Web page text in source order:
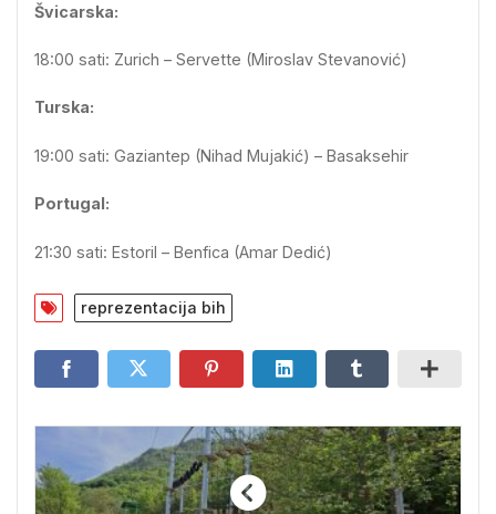
Švicarska:
18:00 sati: Zurich – Servette (Miroslav Stevanović)
Turska:
19:00 sati: Gaziantep (Nihad Mujakić) – Basaksehir
Portugal:
21:30 sati: Estoril – Benfica (Amar Dedić)
reprezentacija bih